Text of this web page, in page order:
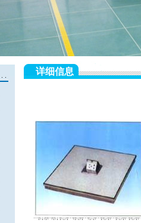
详细信息